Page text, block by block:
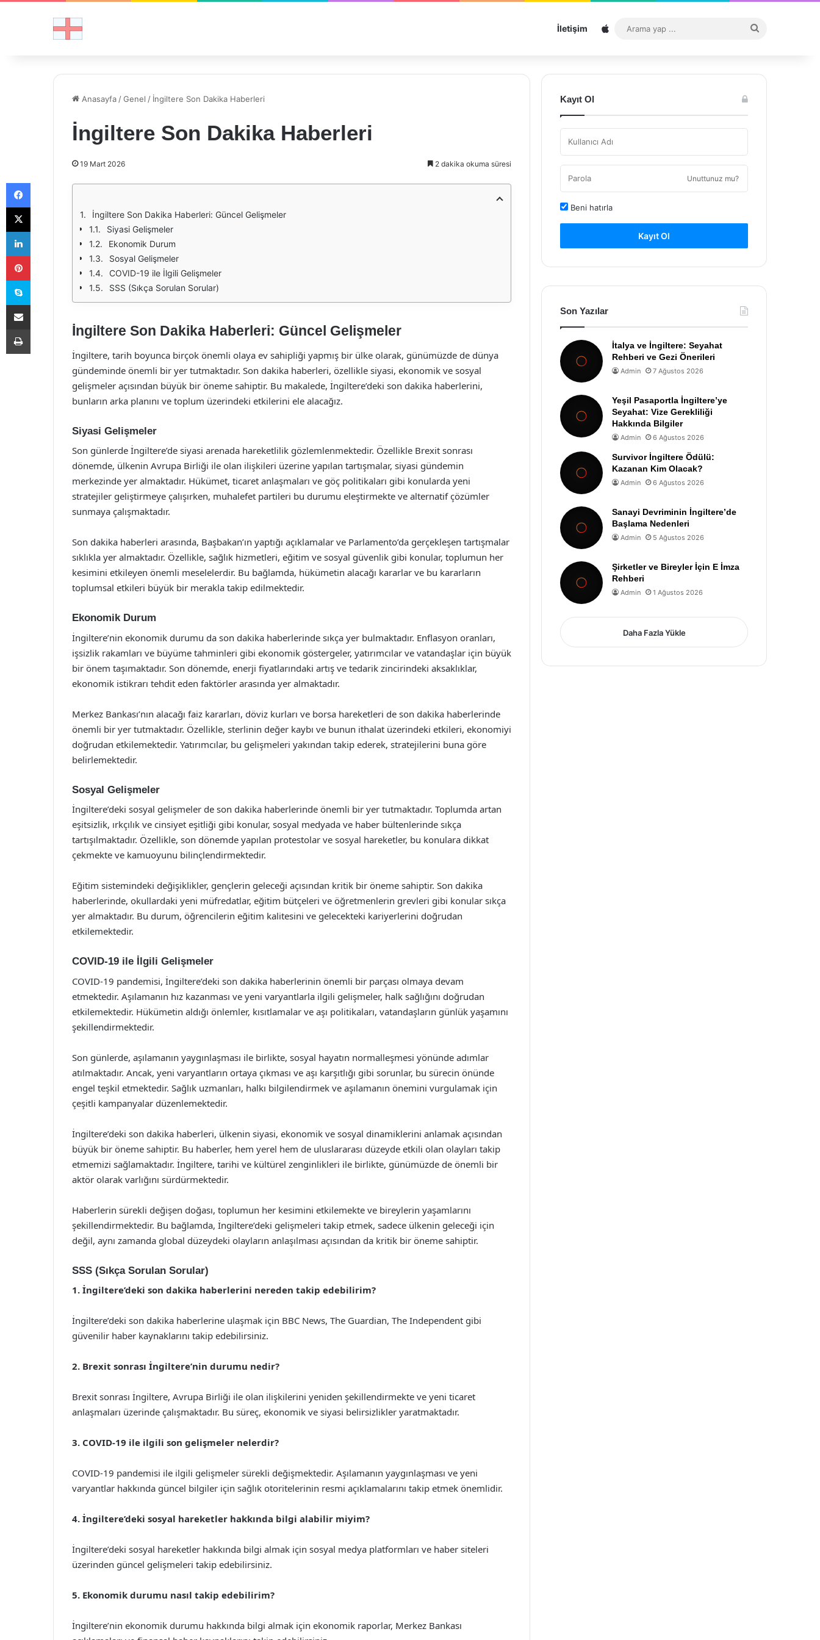
İletişim Sitemap
...
Anasayfa /Genel / İngiltere Son Dakika Haberleri
İngiltere Son Dakika Haberleri
19 Mart 2026 2 dakika okuma süresi
İngiltere Son Dakika Haberleri: Güncel Gelişmeler
Siyasi Gelişmeler
Ekonomik Durum
Sosyal Gelişmeler
COVID-19 ile İlgili Gelişmeler
SSS (Sıkça Sorulan Sorular)
İngiltere Son Dakika Haberleri: Güncel Gelişmeler
İngiltere, tarih boyunca birçok önemli olaya ev sahipliği yapmış bir ülke olarak, günümüzde de dünya
gündeminde önemli bir yer tutmaktadır. Son dakika haberleri, özellikle siyasi, ekonomik ve sosyal
gelişmeler açısından büyük bir öneme sahiptir. Bu makalede, İngiltere’deki son dakika haberlerini,
bunların arka planını ve toplum üzerindeki etkilerini ele alacağız.
Siyasi Gelişmeler
Son günlerde İngiltere’de siyasi arenada hareketlilik gözlemlenmektedir. Özellikle Brexit sonrası
dönemde, ülkenin Avrupa Birliği ile olan ilişkileri üzerine yapılan tartışmalar, siyasi gündemin
merkezinde yer almaktadır. Hükümet, ticaret anlaşmaları ve göç politikaları gibi konularda yeni
stratejiler geliştirmeye çalışırken, muhalefet partileri bu durumu eleştirmekte ve alternatif çözümler
sunmaya çalışmaktadır.
Son dakika haberleri arasında, Başbakan’ın yaptığı açıklamalar ve Parlamento’da gerçekleşen tartışmalar
sıklıkla yer almaktadır. Özellikle, sağlık hizmetleri, eğitim ve sosyal güvenlik gibi konular, toplumun her
kesimini etkileyen önemli meselelerdir. Bu bağlamda, hükümetin alacağı kararlar ve bu kararların
toplumsal etkileri büyük bir merakla takip edilmektedir.
Ekonomik Durum
İngiltere’nin ekonomik durumu da son dakika haberlerinde sıkça yer bulmaktadır. Enflasyon oranları,
işsizlik rakamları ve büyüme tahminleri gibi ekonomik göstergeler, yatırımcılar ve vatandaşlar için büyük
bir önem taşımaktadır. Son dönemde, enerji fiyatlarındaki artış ve tedarik zincirindeki aksaklıklar,
ekonomik istikrarı tehdit eden faktörler arasında yer almaktadır.
Merkez Bankası’nın alacağı faiz kararları, döviz kurları ve borsa hareketleri de son dakika haberlerinde
önemli bir yer tutmaktadır. Özellikle, sterlinin değer kaybı ve bunun ithalat üzerindeki etkileri, ekonomiyi
doğrudan etkilemektedir. Yatırımcılar, bu gelişmeleri yakından takip ederek, stratejilerini buna göre
belirlemektedir.
Sosyal Gelişmeler
İngiltere’deki sosyal gelişmeler de son dakika haberlerinde önemli bir yer tutmaktadır. Toplumda artan
eşitsizlik, ırkçılık ve cinsiyet eşitliği gibi konular, sosyal medyada ve haber bültenlerinde sıkça
tartışılmaktadır. Özellikle, son dönemde yapılan protestolar ve sosyal hareketler, bu konulara dikkat
çekmekte ve kamuoyunu bilinçlendirmektedir.
Eğitim sistemindeki değişiklikler, gençlerin geleceği açısından kritik bir öneme sahiptir. Son dakika
haberlerinde, okullardaki yeni müfredatlar, eğitim bütçeleri ve öğretmenlerin grevleri gibi konular sıkça
yer almaktadır. Bu durum, öğrencilerin eğitim kalitesini ve gelecekteki kariyerlerini doğrudan
etkilemektedir.
COVID-19 ile İlgili Gelişmeler
COVID-19 pandemisi, İngiltere’deki son dakika haberlerinin önemli bir parçası olmaya devam
etmektedir. Aşılamanın hız kazanması ve yeni varyantlarla ilgili gelişmeler, halk sağlığını doğrudan
etkilemektedir. Hükümetin aldığı önlemler, kısıtlamalar ve aşı politikaları, vatandaşların günlük yaşamını
şekillendirmektedir.
Son günlerde, aşılamanın yaygınlaşması ile birlikte, sosyal hayatın normalleşmesi yönünde adımlar
atılmaktadır. Ancak, yeni varyantların ortaya çıkması ve aşı karşıtlığı gibi sorunlar, bu sürecin önünde
engel teşkil etmektedir. Sağlık uzmanları, halkı bilgilendirmek ve aşılamanın önemini vurgulamak için
çeşitli kampanyalar düzenlemektedir.
İngiltere’deki son dakika haberleri, ülkenin siyasi, ekonomik ve sosyal dinamiklerini anlamak açısından
büyük bir öneme sahiptir. Bu haberler, hem yerel hem de uluslararası düzeyde etkili olan olayları takip
etmemizi sağlamaktadır. İngiltere, tarihi ve kültürel zenginlikleri ile birlikte, günümüzde de önemli bir
aktör olarak varlığını sürdürmektedir.
Haberlerin sürekli değişen doğası, toplumun her kesimini etkilemekte ve bireylerin yaşamlarını
şekillendirmektedir. Bu bağlamda, İngiltere’deki gelişmeleri takip etmek, sadece ülkenin geleceği için
değil, aynı zamanda global düzeydeki olayların anlaşılması açısından da kritik bir öneme sahiptir.
SSS (Sıkça Sorulan Sorular)
1. İngiltere’deki son dakika haberlerini nereden takip edebilirim?
İngiltere’deki son dakika haberlerine ulaşmak için BBC News, The Guardian, The Independent gibi
güvenilir haber kaynaklarını takip edebilirsiniz.
2. Brexit sonrası İngiltere’nin durumu nedir?
Brexit sonrası İngiltere, Avrupa Birliği ile olan ilişkilerini yeniden şekillendirmekte ve yeni ticaret
anlaşmaları üzerinde çalışmaktadır. Bu süreç, ekonomik ve siyasi belirsizlikler yaratmaktadır.
3. COVID-19 ile ilgili son gelişmeler nelerdir?
COVID-19 pandemisi ile ilgili gelişmeler sürekli değişmektedir. Aşılamanın yaygınlaşması ve yeni
varyantlar hakkında güncel bilgiler için sağlık otoritelerinin resmi açıklamalarını takip etmek önemlidir.
4. İngiltere’deki sosyal hareketler hakkında bilgi alabilir miyim?
İngiltere’deki sosyal hareketler hakkında bilgi almak için sosyal medya platformları ve haber siteleri
üzerinden güncel gelişmeleri takip edebilirsiniz.
5. Ekonomik durumu nasıl takip edebilirim?
İngiltere’nin ekonomik durumu hakkında bilgi almak için ekonomik raporlar, Merkez Bankası
Kayıt Ol
Unuttunuz mu?
Beni hatırla
Kayıt Ol
Son Yazılar
İtalya ve İngiltere: Seyahat
Rehberi ve Gezi Önerileri
Admin 7 Ağustos 2026
Yeşil Pasaportla İngiltere’ye
Seyahat: Vize Gerekliliği
Hakkında Bilgiler
Admin 6 Ağustos 2026
Survivor İngiltere Ödülü:
Kazanan Kim Olacak?
Admin 6 Ağustos 2026
Sanayi Devriminin İngiltere’de
Başlama Nedenleri
Admin 5 Ağustos 2026
Şirketler ve Bireyler İçin E İmza
Rehberi
Admin 1 Ağustos 2026
Daha Fazla Yükle
Facebook
X
LinkedIn
Pinterest
Skype
E-Posta ile paylaş